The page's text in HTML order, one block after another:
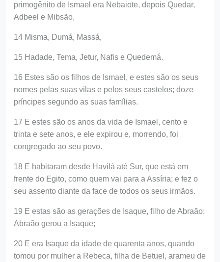
primogênito de Ismael era Nebaiote, depois Quedar,
Adbeel e Mibsão,
14 Misma, Dumá, Massá,
15 Hadade, Tema, Jetur, Nafis e Quedemá.
16 Estes são os filhos de Ismael, e estes são os seus
nomes pelas suas vilas e pelos seus castelos; doze
príncipes segundo as suas famílias.
17 E estes são os anos da vida de Ismael, cento e
trinta e sete anos, e ele expirou e, morrendo, foi
congregado ao seu povo.
18 E habitaram desde Havilá até Sur, que está em
frente do Egito, como quem vai para a Assíria; e fez o
seu assento diante da face de todos os seus irmãos.
19 E estas são as gerações de Isaque, filho de Abraão:
Abraão gerou a Isaque;
20 E era Isaque da idade de quarenta anos, quando
tomou por mulher a Rebeca, filha de Betuel, arameu de